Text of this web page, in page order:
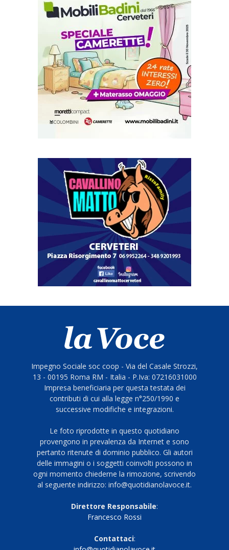
Impegno Sociale soc coop - Via del Casale Strozzi,
13 - 00195 Roma RM - Italia - P.Iva: 07216031000
Impresa beneficiaria per questa testata dei
contributi di cui alla legge n°250/1990 e
successive modifiche e integrazioni.
Le foto riprodotte in questo quotidiano
provengono in prevalenza da Internet e sono
pertanto ritenute di dominio pubblico. Gli autori
delle immagini o i soggetti coinvolti possono in
ogni momento chiederne la rimozione, scrivendo
al seguente indirizzo: info@quotidianolavoce.it.
Direttore Responsabile:
Francesco Rossi
Contattaci: